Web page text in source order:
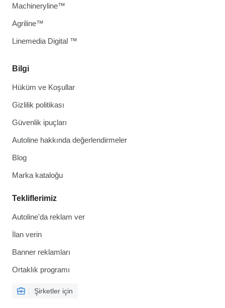
Bilgi
Hüküm ve Koşullar
Gizlilik politikası
Güvenlik ipuçları
Autoline hakkında değerlendirmeler
Blog
Marka kataloğu
Tekliflerimiz
Autoline'da reklam ver
İlan verin
Banner reklamları
Ortaklık programı
Şirketler için
Machineryline™
Agriline™
Linemedia Digital ™